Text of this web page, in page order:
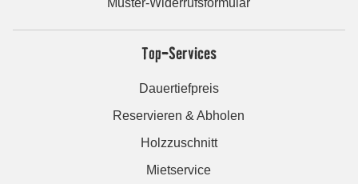
Muster-Widerrufsformular
Top-Services
Dauertiefpreis
Reservieren & Abholen
Holzzuschnitt
Mietservice